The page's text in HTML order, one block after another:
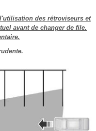
des rétroviseurs et
avant de changer de file.